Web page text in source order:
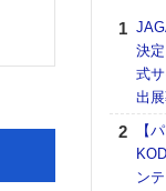
決
式
出
【
ン